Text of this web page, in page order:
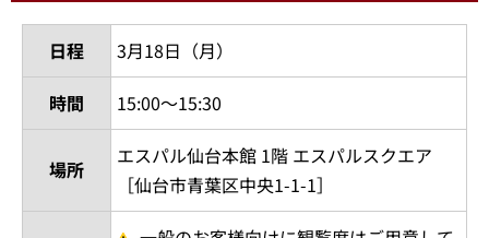
日程
3月18日（月）
時間
15:00～15:30
場所
エスパル仙台本館 1階 エスパルスクエア
［仙台市青葉区中央1-1-1］